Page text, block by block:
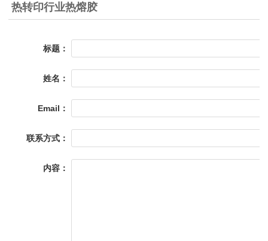
热转印行业热熔胶
标题：
姓名：
Email：
联系方式：
内容：